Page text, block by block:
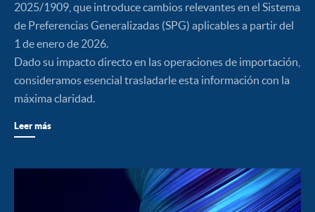
2025/1909, que introduce cambios relevantes en el Sistema
de Preferencias Generalizadas (SPG) aplicables a partir del
1 de enero de 2026.
Dado su impacto directo en las operaciones de importación,
consideramos esencial trasladarle esta información con la
máxima claridad.
Leer más